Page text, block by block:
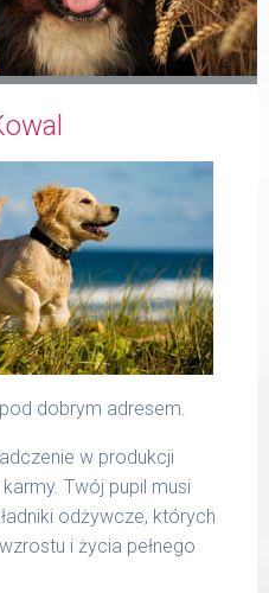
dobrym adresem.
w produkcji
Twój pupil musi
odżywcze, których
i życia pełnego